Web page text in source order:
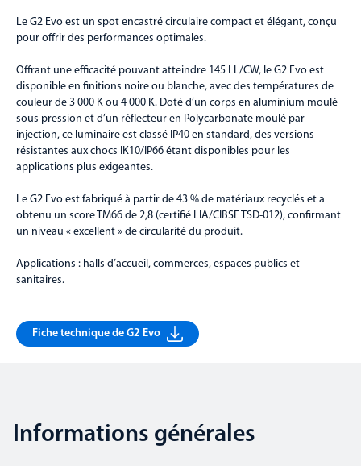
Le G2 Evo est un spot encastré circulaire compact et élégant, conçu
pour offrir des performances optimales.
Offrant une efficacité pouvant atteindre 145 LL/CW, le G2 Evo est
disponible en finitions noire ou blanche, avec des températures de
couleur de 3 000 K ou 4 000 K. Doté d’un corps en aluminium moulé
sous pression et d’un réflecteur en Polycarbonate moulé par
injection, ce luminaire est classé IP40 en standard, des versions
résistantes aux chocs IK10/IP66 étant disponibles pour les
applications plus exigeantes.
Le G2 Evo est fabriqué à partir de 43 % de matériaux recyclés et a
obtenu un score TM66 de 2,8 (certifié LIA/CIBSE TSD-012), confirmant
un niveau « excellent » de circularité du produit.
Applications : halls d’accueil, commerces, espaces publics et
sanitaires.
Fiche technique de G2 Evo
Informations générales